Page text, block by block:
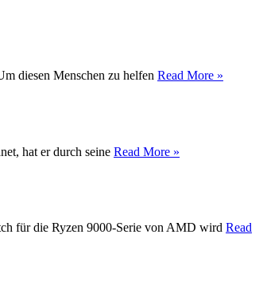
diesen Menschen zu helfen Read More »
hat er durch seine Read More »
für die Ryzen 9000-Serie von AMD wird Read